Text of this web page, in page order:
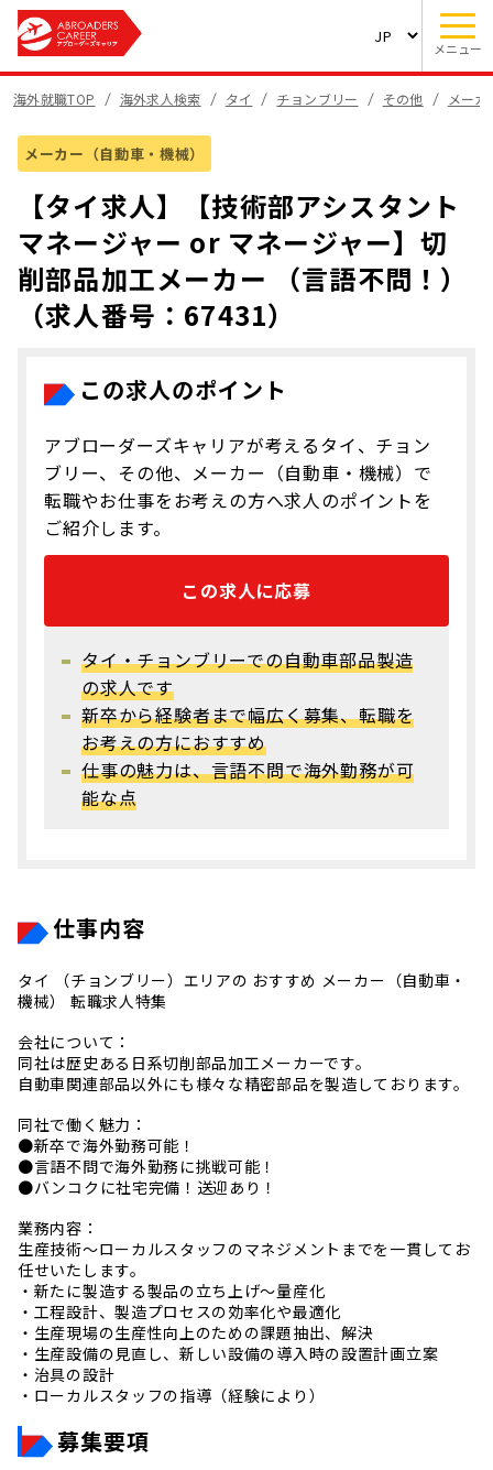
メニュー
海外就職TOP 海外求人検索 タイ チョンブリー その他 メー
メーカー（自動車・機械）
【タイ求人】【技術部アシスタント
マネージャー or マネージャー】切
削部品加工メーカー （言語不問！）
（求人番号：67431）
この求人のポイント
アブローダーズキャリアが考えるタイ、チョン
ブリー、その他、メーカー（自動車・機械）で
転職やお仕事をお考えの方へ求人のポイントを
ご紹介します。
この求人に応募
タイ・チョンブリーでの自動車部品製造
の求人です
新卒から経験者まで幅広く募集、転職を
お考えの方におすすめ
仕事の魅力は、言語不問で海外勤務が可
能な点
仕事内容
タイ （チョンブリー）エリアの おすすめ メーカー（自動車・
機械） 転職求人特集
会社について：
同社は歴史ある日系切削部品加工メーカーです。
自動車関連部品以外にも様々な精密部品を製造しております。
同社で働く魅力：
●新卒で海外勤務可能！
●言語不問で海外勤務に挑戦可能！
●バンコクに社宅完備！送迎あり！
業務内容：
生産技術〜ローカルスタッフのマネジメントまでを一貫してお
任せいたします。
・新たに製造する製品の立ち上げ〜量産化
・工程設計、製造プロセスの効率化や最適化
・生産現場の生産性向上のための課題抽出、解決
・生産設備の見直し、新しい設備の導入時の設置計画立案
・治具の設計
・ローカルスタッフの指導（経験により）
募集要項